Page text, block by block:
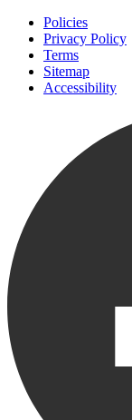
Policies
Privacy Policy
Terms
Sitemap
Accessibility